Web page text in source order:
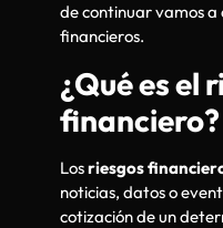
de continuar vamos a
financieros.
¿Qué es el
financiero?
Losriesgos
noticias, datos o
cotización de un